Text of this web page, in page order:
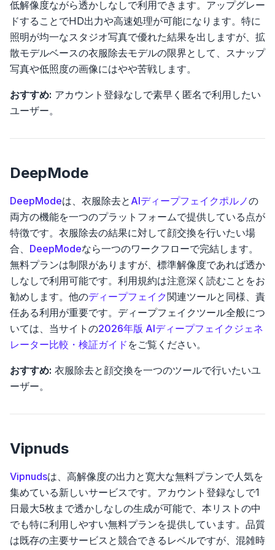
低解像度ながら透かしなしで利用できます。アップグレー
ドすることでHD出力や高速処理が可能になります。特に
照明が均一なスタジオ写真で優れた結果を出しますが、拡
散モデルベースの衣服除去モデルの限界として、スナップ
写真や低照度の画像にはやや苦戦します。
おすすめ: アカウント登録なしで素早く匿名で利用したい
ユーザー。
DeepMode
DeepModeは、衣服除去と AIディープフェイクポルノの
両方の機能を一つのプラットフォームで提供している点が
特徴です。衣服除去の結果に対して顔交換を行いたい場
合、 DeepModeなら一つのワークフローで完結します。
無料プランは制限がありますが、標準解像度であれば透か
しなしで利用可能です。利用規約は注意深く読むことをお
勧めします。他のディープフェイク関連ツールと同様、責
任ある利用が重要です。ディープフェイクツール全般につ
いては、当サイトの2026年版 AIディープフェイクジェネ
レーター比較・検証ガイド をご覧ください。
おすすめ: 衣服除去と顔交換を一つのツールで行いたいユ
ーザー。
Vipnuds
Vipnudsは、高解像度の出力と寛大な無料プランで人気を
集めている新しいサービスです。アカウント登録なしで1
日最大5枚まで透かしなしの生成が可能で、本リストの中
でも特に利用しやすい無料プランを提供しています。品質
は既存の主要サービスと競合できるレベルですが、混雑時